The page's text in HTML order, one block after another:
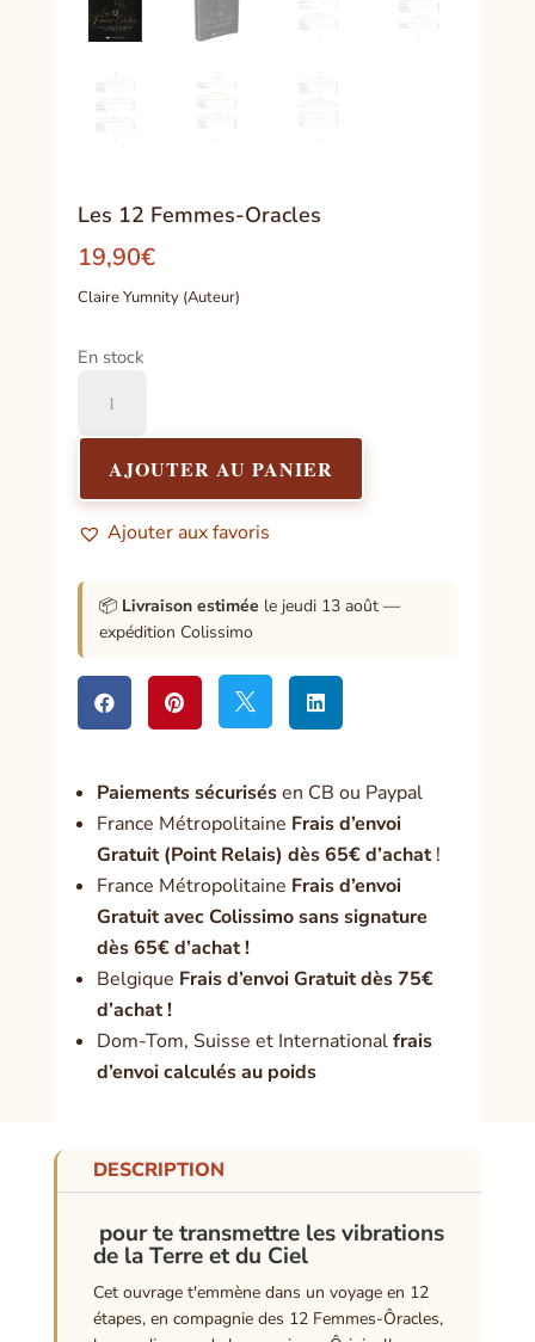
Les 12 Femmes-Oracles
19,90€
Claire Yumnity (Auteur)
En stock
Les
Femmes-
Oracles
AJOUTER AU PANIER
Ajouter aux favoris
📦 Livraison estimée le jeudi 13 août —
expédition Colissimo
   
Paiements sécurisésen CB ou Paypal
France Métropolitaine Frais d’envoi
Gratuit (Point Relais) dès 65€ d’achat!
France Métropolitaine Frais d’envoi
Gratuit avec Colissimo sans signature
dès 65€ d’achat !
Belgique Frais d’envoi Gratuit dès 75€
d’achat !
Dom-Tom, Suisse et Internationalfrais
d’envoi calculés au poids
DESCRIPTION
pour te transmettre les vibrations
de la Terre et du Ciel
Cet ouvrage t'emmène dans un voyage en 12
étapes, en compagnie des 12 Femmes-Ôracles,